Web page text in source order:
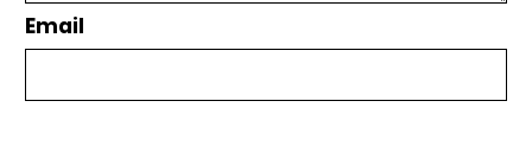
Email